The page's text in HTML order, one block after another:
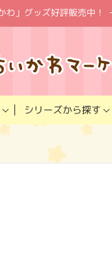
わ」グッズ好評販売中！
シリーズから探す